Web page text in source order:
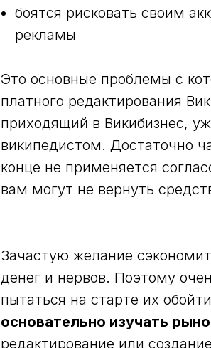
боятся рисковать своим
рекламы
Это основные проблемы с
платного редактирования
приходящий в Викибизнес,
википедистом. Достаточно
конце не применяется
вам могут не вернуть
Зачастую желание
денег и нервов. Поэтому
пытаться на старте их
основательно изучать
редактирование или